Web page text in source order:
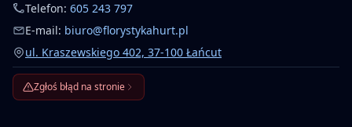
Telefon: 605 243 797
E-mail: biuro@florystykahurt.pl
ul. Kraszewskiego 402, 37-100 Łańcut
Zgłoś błąd na stronie